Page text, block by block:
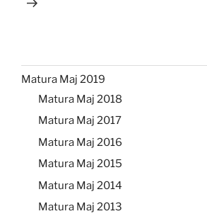
Matura Maj 2019
Matura Maj 2018
Matura Maj 2017
Matura Maj 2016
Matura Maj 2015
Matura Maj 2014
Matura Maj 2013